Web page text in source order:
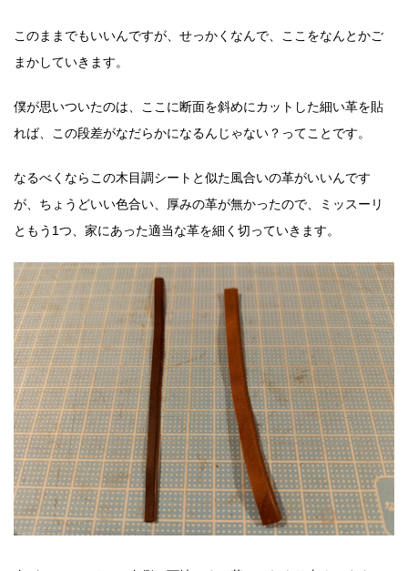
このままでもいいんですが、せっかくなんで、ここをなんとかご
まかしていきます。
僕が思いついたのは、ここに断面を斜めにカットした細い革を貼
れば、この段差がなだらかになるんじゃない？ってことです。
なるべくならこの木目調シートと似た風合いの革がいいんです
が、ちょうどいい色合い、厚みの革が無かったので、ミッスーリ
ともう1つ、家にあった適当な革を細く切っていきます。